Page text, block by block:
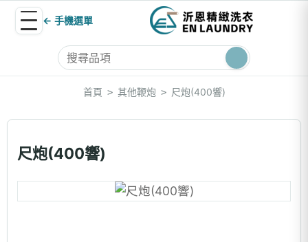
← 手機選單
首頁 > 其他鞭炮 > 尺炮(400響)
尺炮(400響)